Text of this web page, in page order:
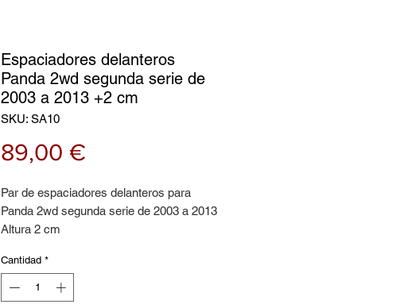
Espaciadores delanteros
Panda 2wd segunda serie de
2003 a 2013 +2 cm
SKU: SA10
89,00 €
Par de espaciadores delanteros para
Panda 2wd segunda serie de 2003 a 2013
Altura 2 cm
Cantidad *